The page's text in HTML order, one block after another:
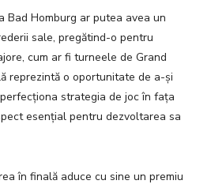
Bad Homburg ar putea avea un
sale, pregătind-o pentru
cum ar fi turneele de Grand
reprezintă o oportunitate de a-și
strategia de joc în fața
esențial pentru dezvoltarea sa
în finală aduce cu sine un premiu